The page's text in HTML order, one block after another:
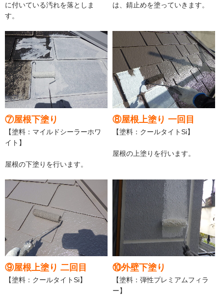
に付いている汚れを落としま
す。
は、錆止めを塗っていきます。
⑦屋根下塗り
【塗料：マイルドシーラーホワ
イト】
屋根の下塗りを行います。
⑧屋根上塗り 一回目
【塗料：クールタイトSi】
屋根の上塗りを行います。
⑨屋根上塗り 二回目
【塗料：クールタイトSi】
⑩外壁下塗り
【塗料：弾性プレミアムフィラ
ー】